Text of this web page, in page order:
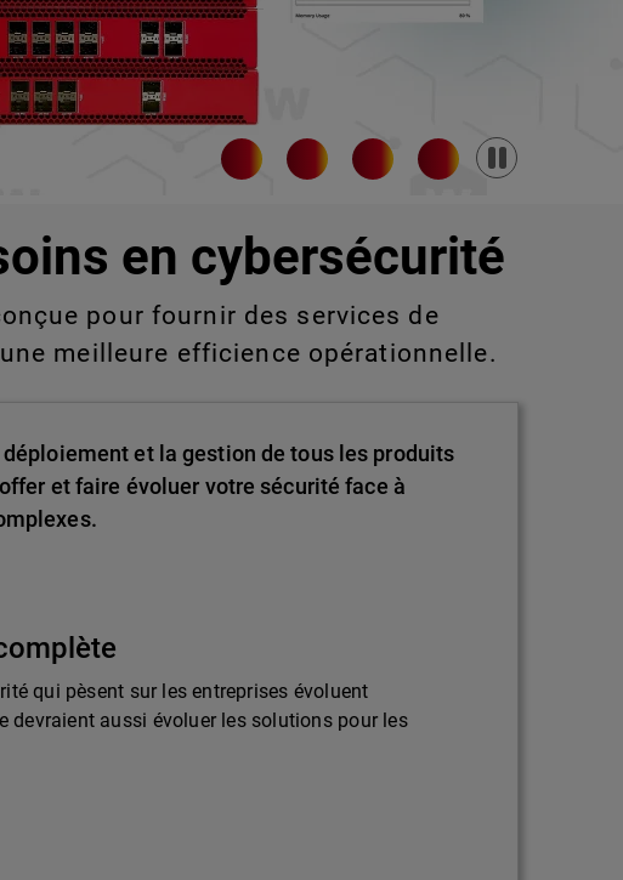
Pause
en cybersécurité
pour fournir des services de
meilleure efficience opérationnelle.
et la gestion de tous les produits
et faire évoluer votre sécurité face à
qui pèsent sur les entreprises évoluent
devraient aussi évoluer les solutions pour les